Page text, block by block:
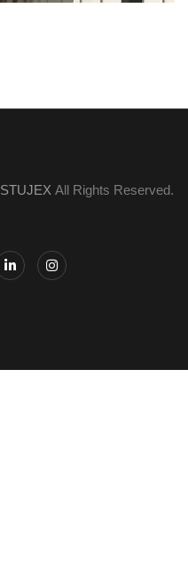
STUJEX All Rights Reserved.